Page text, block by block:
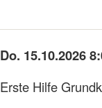
Do. 15.10.2026
Erste Hilfe